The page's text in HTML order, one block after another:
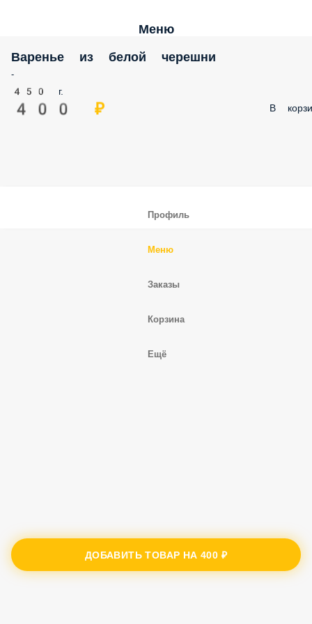
Меню
Варенье из белой черешни
-
450 г.
400 ₽ В
ДОБАВИТЬ ТОВАР НА400 ₽
Профиль
Меню
Заказы
Корзина
Ещё